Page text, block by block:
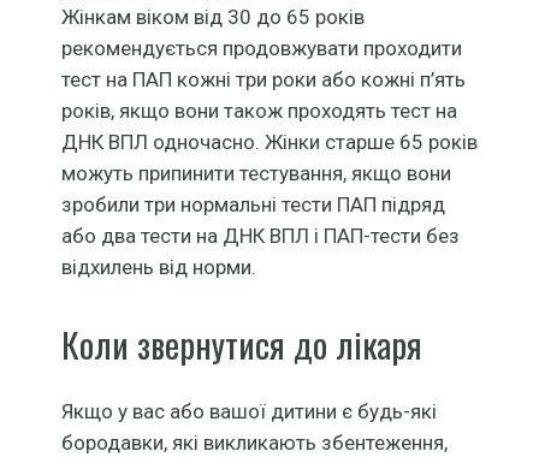
Жінкам віком від 30 до 65 років
рекомендується продовжувати проходити
тест на ПАП кожні три роки або кожні п’ять
років, якщо вони також проходять тест на
ДНК ВПЛ одночасно. Жінки старше 65 років
можуть припинити тестування, якщо вони
зробили три нормальні тести ПАП підряд
або два тести на ДНК ВПЛ і ПАП-тести без
відхилень від норми.
Коли звернутися до лікаря
Якщо у вас або вашої дитини є будь-які
бородавки, які викликають збентеження,